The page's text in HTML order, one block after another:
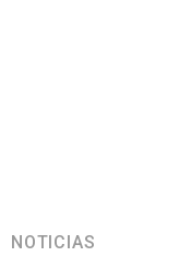
NOTICIAS